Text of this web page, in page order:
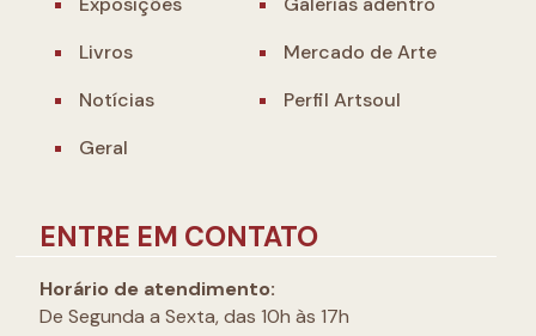
Livros
Mercado de Arte
Notícias
Perfil Artsoul
Geral
ENTRE EM CONTATO
Horário de atendimento:
De Segunda a Sexta, das 10h às 17h